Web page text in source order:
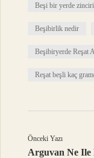
Beşi bir yerde
Beşibirlik nedir
Beşibiryerde Reşat
Reşat beşli kaç
Önceki Yazı
Arguvan Ne Ile